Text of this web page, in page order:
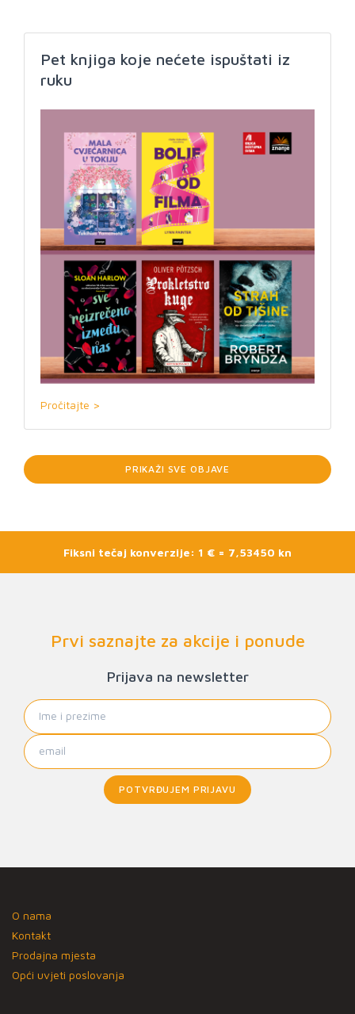
Pet knjiga koje nećete ispuštati iz
ruku
Pročitajte >
PRIKAŽI SVE OBJAVE
Fiksni tečaj konverzije: 1 € = 7,53450 kn
Prvi saznajte za akcije i ponude
Prijava na newsletter
POTVRĐUJEM PRIJAVU
O nama
Kontakt
Prodajna mjesta
Opći uvjeti poslovanja